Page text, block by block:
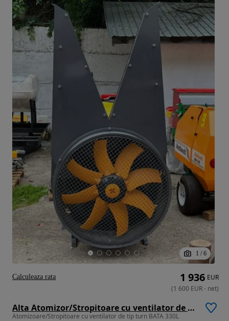
1 / 6
Alta Atomizor/Stropitoare cu ventilator de tip turn BATA Model AR330
Atomizoare/Stropitoare cu ventilator de tip turn BATA 330L
1 936 EUR
(1 600 EUR- net)
Calculeaza rata